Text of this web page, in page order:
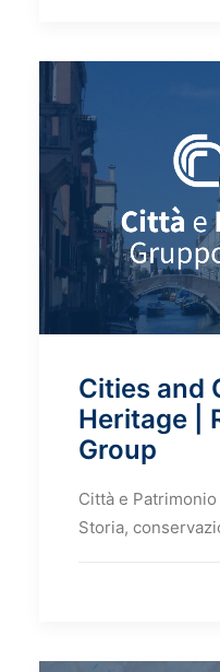
Cities and
Heritage |
Group
Città e
Storia,